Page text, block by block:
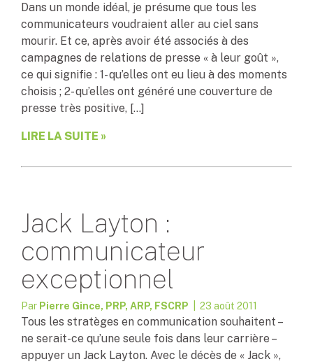
Dans un monde idéal, je présume que tous les
communicateurs voudraient aller au ciel sans
mourir. Et ce, après avoir été associés à des
campagnes de relations de presse « à leur goût »,
ce qui signifie : 1- qu’elles ont eu lieu à des moments
choisis ; 2- qu’elles ont généré une couverture de
presse très positive, […]
LIRE LA SUITE »
Jack Layton :
communicateur
exceptionnel
Par Pierre Gince, PRP, ARP, FSCRP | 23 août 2011
Tous les stratèges en communication souhaitent –
ne serait-ce qu’une seule fois dans leur carrière –
appuyer un Jack Layton. Avec le décès de « Jack »,